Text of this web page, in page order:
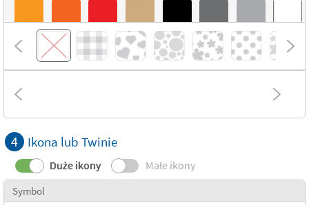
4 Ikona lub Twinie
Duże ikony Małe ikony
Symbol